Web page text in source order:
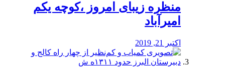
منظره‌‌ زیبای امروز ،کوچه یکم
امیرآباد
اکتبر 21, 2019